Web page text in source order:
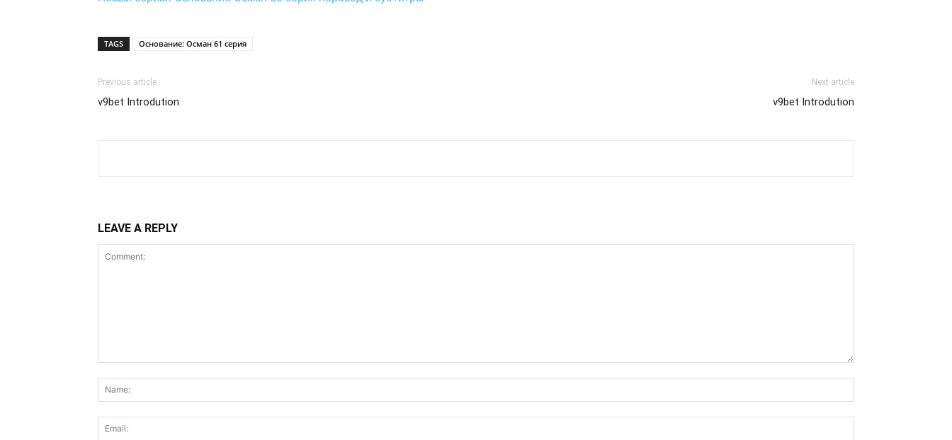
TAGS Основание: Осман 61 серия
Previous article
v9bet Introdution
Next article
v9bet Introdution
LEAVE A REPLY